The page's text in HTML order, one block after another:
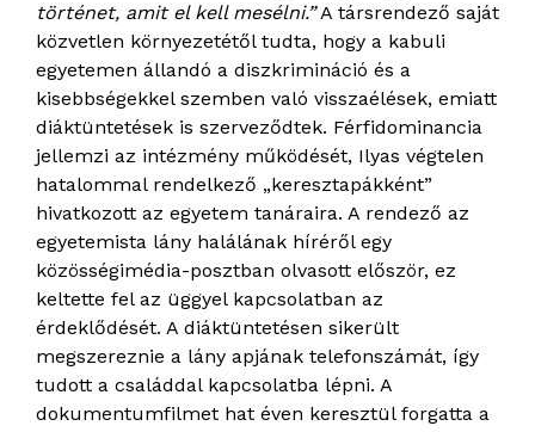
történet, amit el kell mesélni.”A társrendező saját
közvetlen környezetétől tudta, hogy a kabuli
egyetemen állandó a diszkrimináció és a
kisebbségekkel szemben való visszaélések, emiatt
diáktüntetések is szerveződtek. Férfidominancia
jellemzi az intézmény működését, Ilyas végtelen
hatalommal rendelkező „keresztapákként”
hivatkozott az egyetem tanáraira. A rendező az
egyetemista lány halálának híréről egy
közösségimédia-posztban olvasott először, ez
keltette fel az üggyel kapcsolatban az
érdeklődését. A diáktüntetésen sikerült
megszereznie a lány apjának telefonszámát, így
tudott a családdal kapcsolatba lépni. A
dokumentumfilmet hat éven keresztül forgatta a